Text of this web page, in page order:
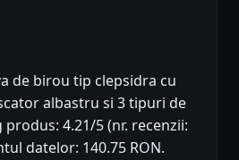
de birou tip clepsidra cu
albastru si 3 tipuri de
produs: 4.21/5 (nr. recenzii:
datelor: 140.75 RON.